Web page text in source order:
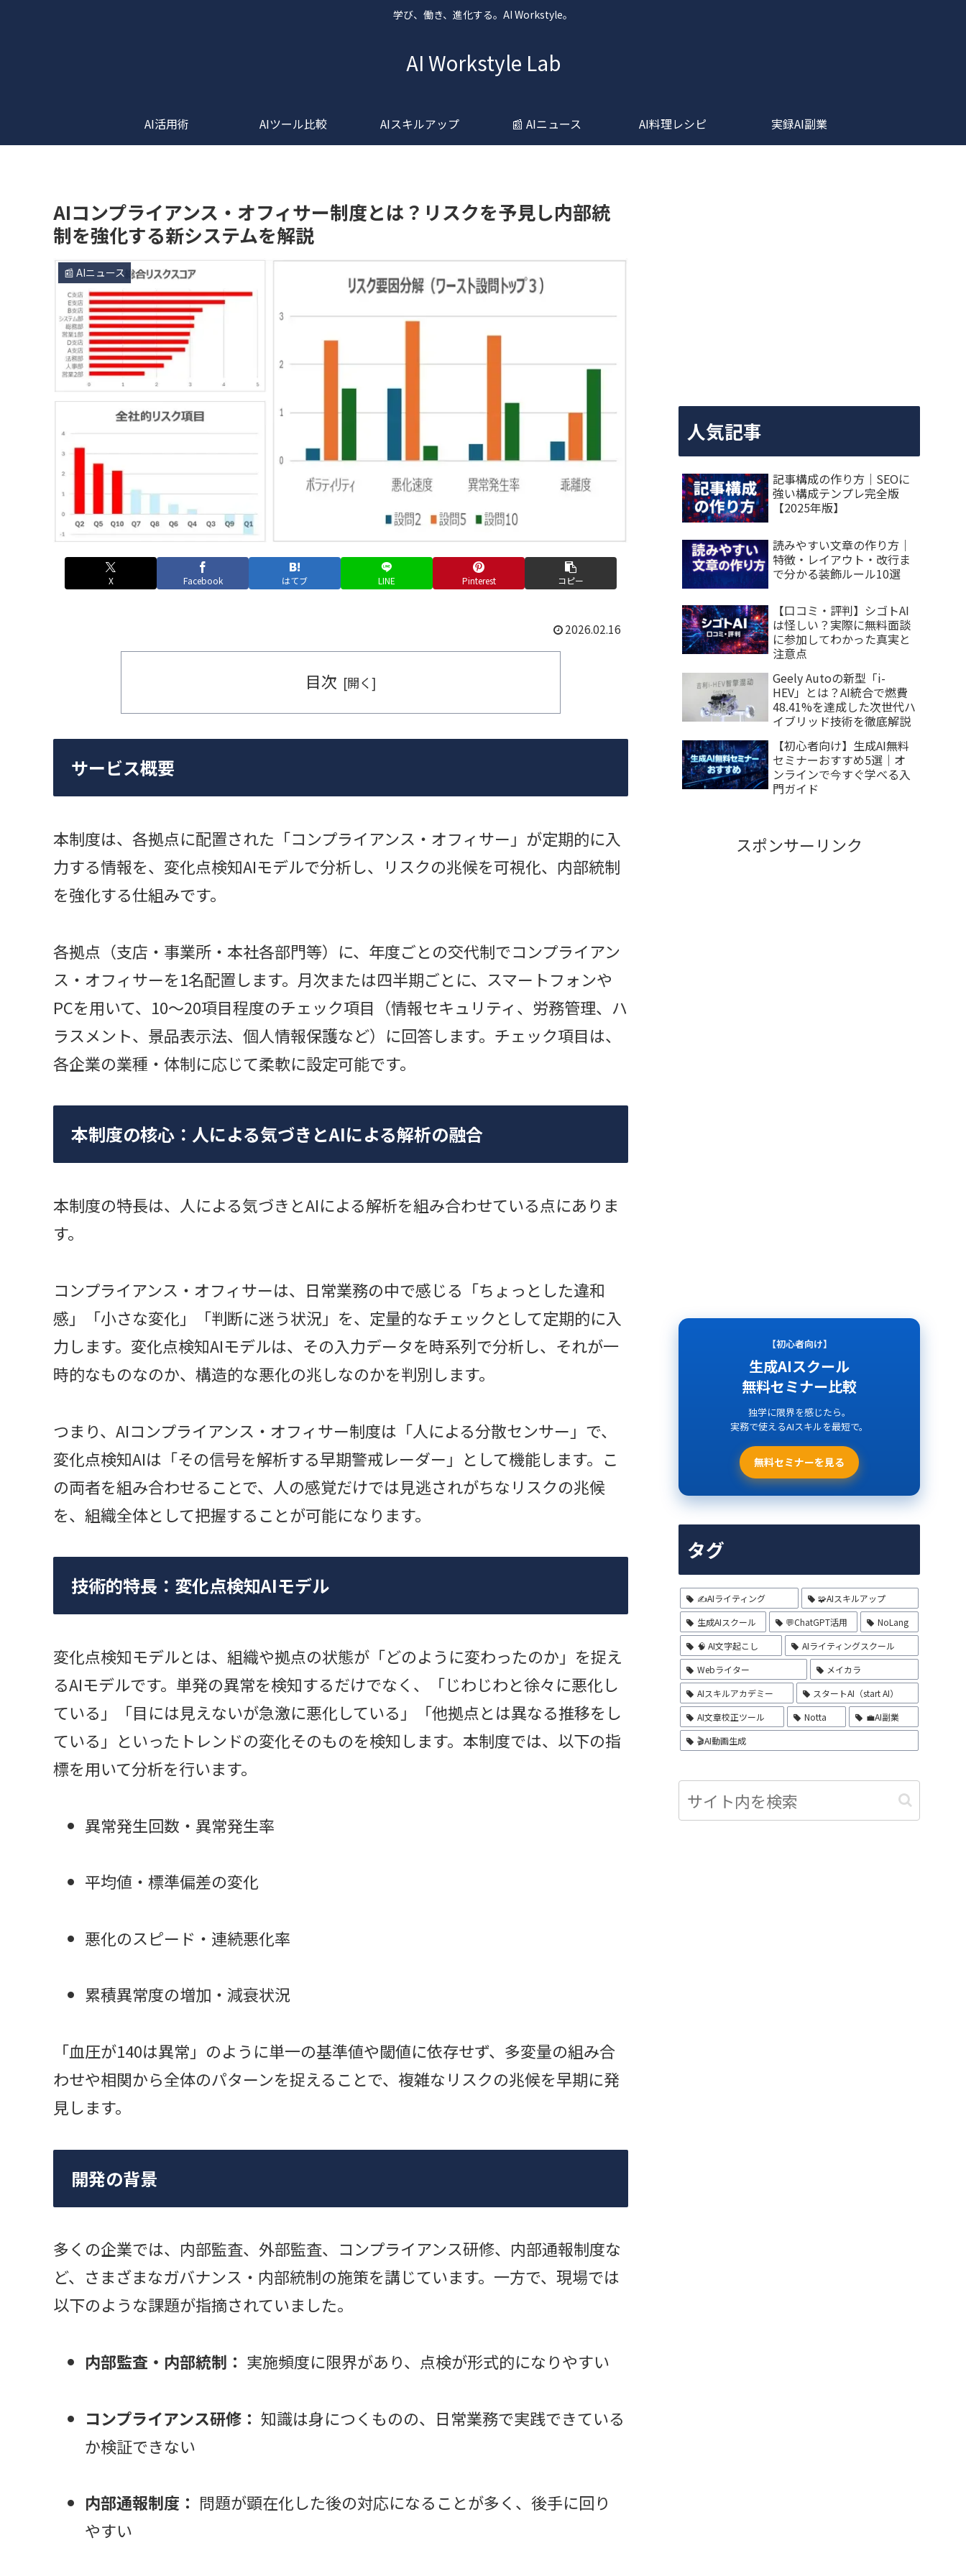
学び、働き、進化する。AI Workstyle。
AI Workstyle Lab
AI活用術 AIツール比較 AIスキルアップ 📰 AIニュース AI料理レシピ 実録AI副業
AIコンプライアンス・オフィサー制度とは？リスクを予見し内部統
制を強化する新システムを解説
📰 AIニュース
X Facebook はてブ LINE Pinterest コピー
2026.02.16
目次
サービス概要
本制度は、各拠点に配置された「コンプライアンス・オフィサー」が定期的に入
力する情報を、変化点検知AIモデルで分析し、リスクの兆候を可視化、内部統制
を強化する仕組みです。
各拠点（支店・事業所・本社各部門等）に、年度ごとの交代制でコンプライアン
ス・オフィサーを1名配置します。月次または四半期ごとに、スマートフォンや
PCを用いて、10〜20項目程度のチェック項目（情報セキュリティ、労務管理、ハ
ラスメント、景品表示法、個人情報保護など）に回答します。チェック項目は、
各企業の業種・体制に応じて柔軟に設定可能です。
本制度の核心：人による気づきとAIによる解析の融合
本制度の特長は、人による気づきとAIによる解析を組み合わせている点にありま
す。
コンプライアンス・オフィサーは、日常業務の中で感じる「ちょっとした違和
感」「小さな変化」「判断に迷う状況」を、定量的なチェックとして定期的に入
力します。変化点検知AIモデルは、その入力データを時系列で分析し、それが一
時的なものなのか、構造的な悪化の兆しなのかを判別します。
つまり、AIコンプライアンス・オフィサー制度は「人による分散センサー」で、
変化点検知AIは「その信号を解析する早期警戒レーダー」として機能します。こ
の両者を組み合わせることで、人の感覚だけでは見逃されがちなリスクの兆候
を、組織全体として把握することが可能になります。
技術的特長：変化点検知AIモデル
変化点検知モデルとは、組織や拠点の状態が「どのように変わったのか」を捉え
るAIモデルです。単発の異常を検知するだけでなく、「じわじわと徐々に悪化し
ている」「目には見えないが急激に悪化している」「他拠点とは異なる推移をし
ている」といったトレンドの変化そのものを検知します。本制度では、以下の指
標を用いて分析を行います。
異常発生回数・異常発生率
平均値・標準偏差の変化
悪化のスピード・連続悪化率
累積異常度の増加・減衰状況
「血圧が140は異常」のように単一の基準値や閾値に依存せず、多変量の組み合
わせや相関から全体のパターンを捉えることで、複雑なリスクの兆候を早期に発
見します。
開発の背景
多くの企業では、内部監査、外部監査、コンプライアンス研修、内部通報制度な
ど、さまざまなガバナンス・内部統制の施策を講じています。一方で、現場では
以下のような課題が指摘されていました。
内部監査・内部統制： 実施頻度に限界があり、点検が形式的になりやすい
コンプライアンス研修： 知識は身につくものの、日常業務で実践できている
か検証できない
内部通報制度： 問題が顕在化した後の対応になることが多く、後手に回り
やすい
人気記事
記事構成の作り方｜SEOに
強い構成テンプレ完全版
【2025年版】
読みやすい文章の作り方｜
特徴・レイアウト・改行ま
で分かる装飾ルール10選
【口コミ・評判】シゴトAI
は怪しい？実際に無料面談
に参加してわかった真実と
注意点
Geely Autoの新型「i-
HEV」とは？AI統合で燃費
48.41%を達成した次世代ハ
イブリッド技術を徹底解説
【初心者向け】生成AI無料
セミナーおすすめ5選｜オ
ンラインで今すぐ学べる入
門ガイド
スポンサーリンク
【初心者向け】
生成AIスクール
無料セミナー比較
独学に限界を感じたら。
実務で使えるAIスキルを最短で。
無料セミナーを見る
タグ
✍️AIライティング
🧩AIスキルアップ
生成AIスクール
💬ChatGPT活用
NoLang
🧠 AI文字起こし
AIライティングスクール
Webライター
メイカラ
AIスキルアカデミー
スタートAI（start AI）
AI文章校正ツール
Notta
💼AI副業
🎬AI動画生成